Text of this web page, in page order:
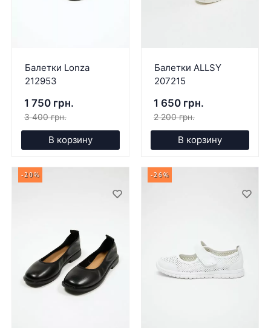
Балетки Lonza
212953
1 750 грн.
3 400 грн.
В корзину
Балетки ALLSY
207215
1 650 грн.
2 200 грн.
В корзину
-20% -26%